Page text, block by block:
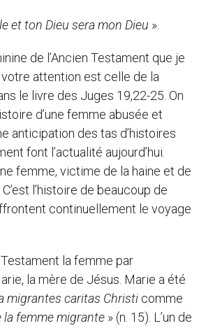
et ton Dieu sera mon Dieu ».
de l’Ancien Testament que je
attention est celle de la
le livre des Juges 19,22-25. On
d’une femme abusée et
anticipation des tas d’histoires
font l’actualité aujourd’hui.
femme, victime de la haine et de
l’histoire de beaucoup de
continuellement le voyage
la femme par
la mère de Jésus. Marie a été
migrantes caritas Christi comme
la femme migrante » (n. 15). L’un de